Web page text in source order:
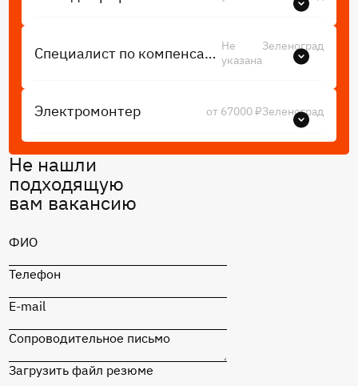
Специалист по компенсациям и льготам Не
указана
Зеленоград
Электромонтер от 67000 ₽Зеленоград
Не нашли
подходящую
вам вакансию
ФИО
Телефон
E-mail
Сопроводительное письмо
Загрузить файл резюме